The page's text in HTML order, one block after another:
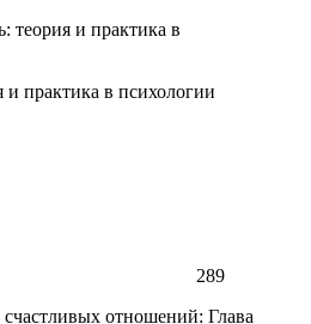
и практика в психологии
289